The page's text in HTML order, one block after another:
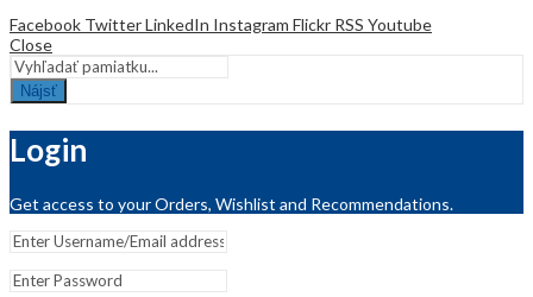
Facebook TwitterLinkedIn Instagram Flickr RSS Youtube
Close
Nájsť
Login
Get access to your Orders, Wishlist and Recommendations.